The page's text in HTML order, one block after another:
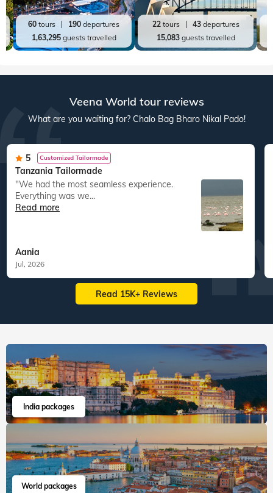
60 tours 190 departures
1,63,295guests travelled
22tours 43departures
15,083guests travelled
Veena World tour reviews
What are you waiting for? Chalo Bag Bharo Nikal Pado!
5 Customized Tailormade
Tanzania Tailormade
"We had the most seamless experience.
Everything was we...
Read more
Aania
Jul, 2026
Read 15K+ Reviews
India packages
World packages